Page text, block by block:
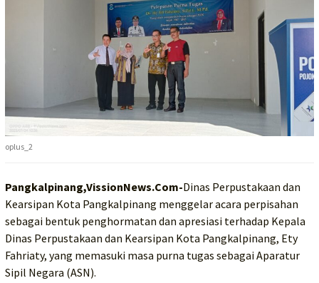
oplus_2
Pangkalpinang,VissionNews.Com-Dinas Perpustakaan dan
Kearsipan Kota Pangkalpinang menggelar acara perpisahan
sebagai bentuk penghormatan dan apresiasi terhadap Kepala
Dinas Perpustakaan dan Kearsipan Kota Pangkalpinang, Ety
Fahriaty, yang memasuki masa purna tugas sebagai Aparatur
Sipil Negara (ASN).